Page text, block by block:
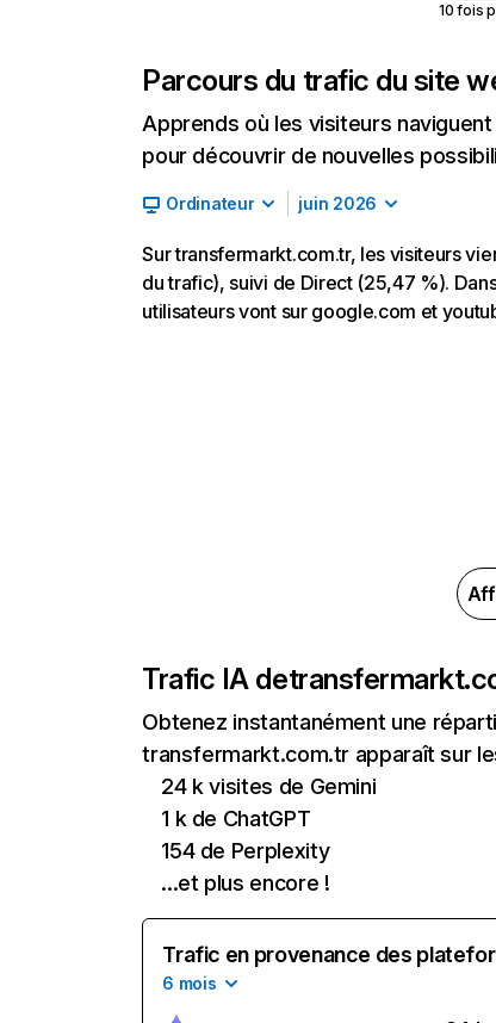
10 fois
Parcours du trafic du site
Apprends où les visiteurs
pour découvrir de nouvelles
Ordinateur juin 2026
Sur transfermarkt.com.tr, les visiteurs
du trafic), suivi de Direct (25,47 %).
utilisateurs vont sur google.com et
Trafic IA de
Obtenez instantanément une
transfermarkt.com.tr apparaît sur
24 k visites de Gemini
1 k de ChatGPT
154 de Perplexity
...et plus encore !
Trafic en provenance des
6 mois